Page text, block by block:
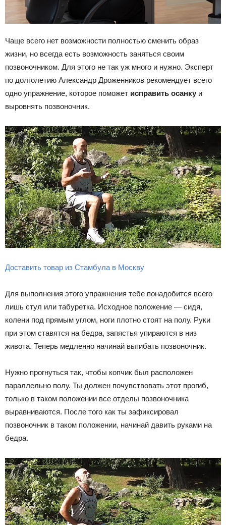
Чаще всего нет возможности полностью сменить образ
жизни, но всегда есть возможность заняться своим
позвоночником. Для этого не так уж много и нужно. Эксперт
по долголетию Александр Дроженников рекомендует всего
одно упражнение, которое поможет исправить осанку и
выровнять позвоночник.
Доставить товар из Стамбула в Москву
Для выполнения этого упражнения тебе понадобится всего
лишь стул или табуретка. Исходное положение — сидя,
колени под прямым углом, ноги плотно стоят на полу. Руки
при этом ставятся на бедра, запястья упираются в низ
живота. Теперь медленно начинай выгибать позвоночник.
Нужно прогнуться так, чтобы копчик был расположен
параллельно полу. Ты должен почувствовать этот прогиб,
только в таком положении все отделы позвоночника
выравниваются. После того как ты зафиксировал
позвоночник в таком положении, начинай давить руками на
бедра.